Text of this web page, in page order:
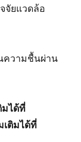
จัยแวดล้อ
ความชื้นผ่าน
มได้ที่
เติมได้ที่